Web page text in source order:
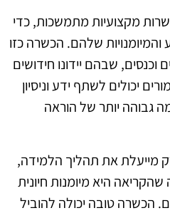
מקצועיות מתמשכות, כדי
שלהם. הכשרה כזו
וכנסים, שבהם יידונו חידושים
יכולים לשתף ידע וניסיון
גבוהה יותר של הוראה
מייעלת את תהליך הלמידה,
היא מיומנות חיונית
הכשרה טובה יכולה להוביל